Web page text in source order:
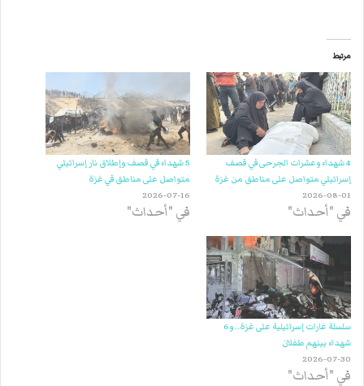
مرتبط
4 شهداء وعشرات الجرحى في قصف
إسرائيلي متواصل على مناطق من غزة
2026-08-01
في "أحداث"
5 شهداء في قصف وإطلاق نار إسرائيلي
متواصل على مناطق في غزة
2026-07-16
في "أحداث"
سلسلة غارات إسرائيلية على غزة.. و6
شهداء بينهم طفلان
2026-07-30
في "أحداث"